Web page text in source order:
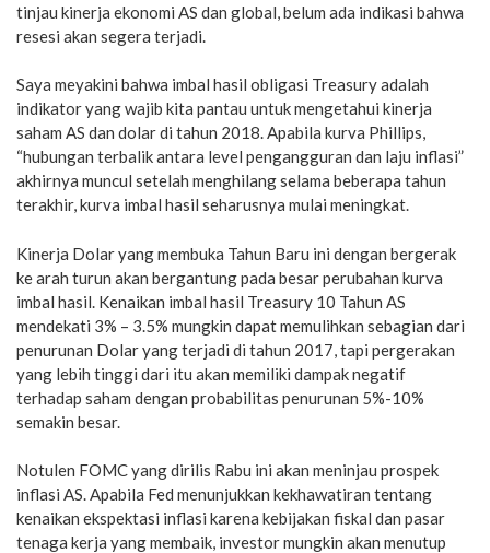
tinjau kinerja ekonomi AS dan global, belum ada indikasi bahwa
resesi akan segera terjadi.
Saya meyakini bahwa imbal hasil obligasi Treasury adalah
indikator yang wajib kita pantau untuk mengetahui kinerja
saham AS dan dolar di tahun 2018. Apabila kurva Phillips,
“hubungan terbalik antara level pengangguran dan laju inflasi”
akhirnya muncul setelah menghilang selama beberapa tahun
terakhir, kurva imbal hasil seharusnya mulai meningkat.
Kinerja Dolar yang membuka Tahun Baru ini dengan bergerak
ke arah turun akan bergantung pada besar perubahan kurva
imbal hasil. Kenaikan imbal hasil Treasury 10 Tahun AS
mendekati 3% – 3.5% mungkin dapat memulihkan sebagian dari
penurunan Dolar yang terjadi di tahun 2017, tapi pergerakan
yang lebih tinggi dari itu akan memiliki dampak negatif
terhadap saham dengan probabilitas penurunan 5%-10%
semakin besar.
Notulen FOMC yang dirilis Rabu ini akan meninjau prospek
inflasi AS. Apabila Fed menunjukkan kekhawatiran tentang
kenaikan ekspektasi inflasi karena kebijakan fiskal dan pasar
tenaga kerja yang membaik, investor mungkin akan menutup